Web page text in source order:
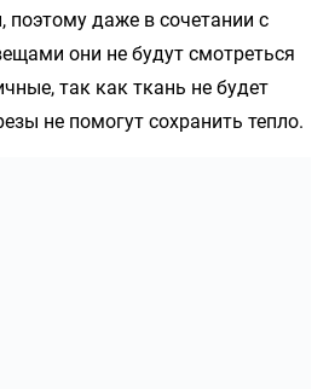
поэтому даже в сочетании с
они не будут смотреться
так как ткань не будет
не помогут сохранить тепло.